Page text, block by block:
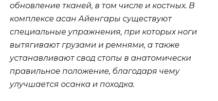
обновление тканей, в том числе и костных. В
комплексе асан Айенгары существуют
специальные упражнения, при которых ноги
вытягивают грузами и ремнями, а также
устанавливают свод стопы в анатомически
правильное положение, благодаря чему
улучшается осанка и походка.